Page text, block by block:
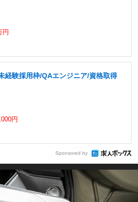
円
経験採用枠/QAエンジニア/資格取得
円
Sponsored by